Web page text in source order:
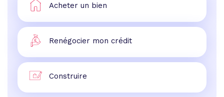
Acheter un bien
Renégocier mon crédit
Construire